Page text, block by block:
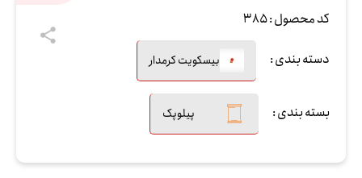
کد محصول :385
دسته بندی : بیسکویت کرمدار
بسته بندی : پیلوپک